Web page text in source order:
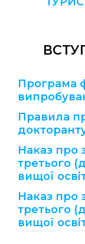
Програма
Правила
Наказ про
третього
вищої
Наказ про
третього
вищої